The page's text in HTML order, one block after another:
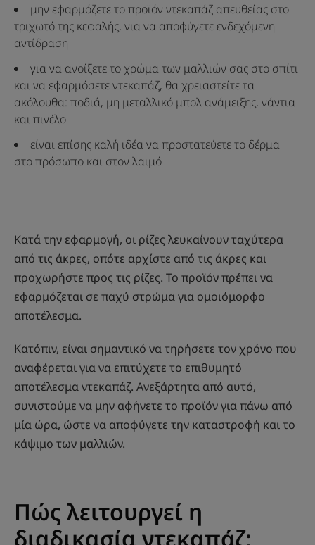
μην εφαρμόζετε το προϊόν ντεκαπάζ απευθείας στο
τριχωτό της κεφαλής, για να αποφύγετε ενδεχόμενη
αντίδραση
για να ανοίξετε το χρώμα των μαλλιών σας στο σπίτι
και να εφαρμόσετε ντεκαπάζ, θα χρειαστείτε τα
ακόλουθα: ποδιά, μη μεταλλικό μπολ ανάμειξης, γάντια
και πινέλο
είναι επίσης καλή ιδέα να προστατεύετε το δέρμα
στο πρόσωπο και στον λαιμό
Κατά την εφαρμογή, οι ρίζες λευκαίνουν ταχύτερα
από τις άκρες, οπότε αρχίστε από τις άκρες και
προχωρήστε προς τις ρίζες. Το προϊόν πρέπει να
εφαρμόζεται σε παχύ στρώμα για ομοιόμορφο
αποτέλεσμα.
Κατόπιν, είναι σημαντικό να τηρήσετε τον χρόνο που
αναφέρεται για να επιτύχετε το επιθυμητό
αποτέλεσμα ντεκαπάζ. Ανεξάρτητα από αυτό,
συνιστούμε να μην αφήνετε το προϊόν για πάνω από
μία ώρα, ώστε να αποφύγετε την καταστροφή και το
κάψιμο των μαλλιών.
Πώς λειτουργεί η
διαδικασία ντεκαπάζ;